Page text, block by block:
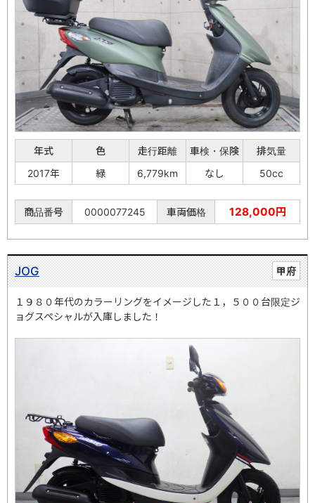
年式 色 走行距離 車検・保険
排気量
2017年
緑 6,779km なし 50cc
商品番号 0000077245 車両価格 128,000円
甲府
JOG
１９８０年代のカラーリングをイメージした１，５００台限定ジ
ョグスペシャルが入庫しました！